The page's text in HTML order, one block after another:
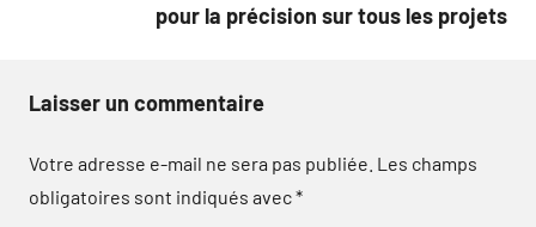
pour la précision sur tous les projets
Laisser un commentaire
Votre adresse e-mail ne sera pas publiée. Les champs
obligatoires sont indiqués avec*